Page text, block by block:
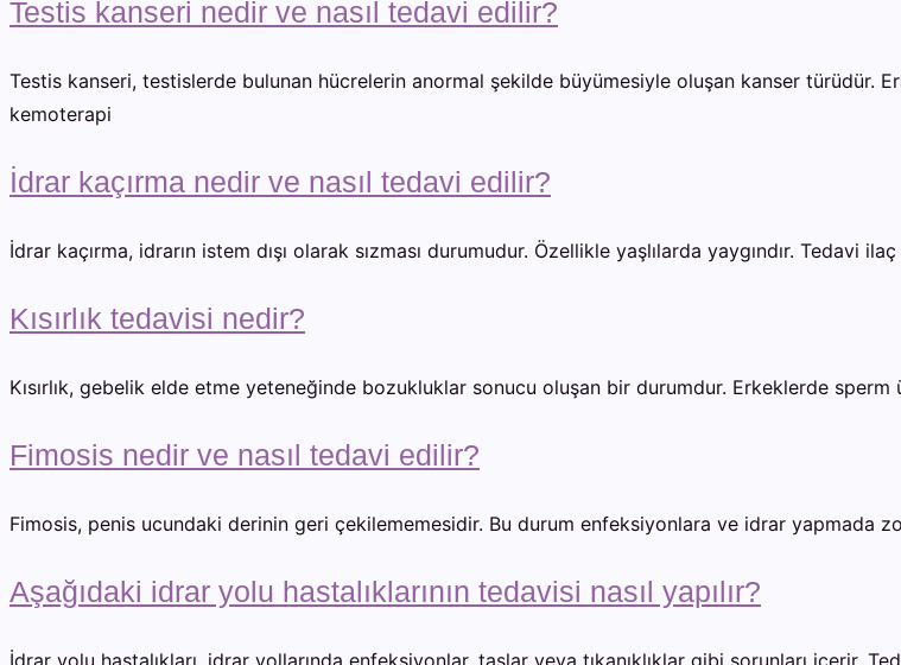
Testis kanseri nedir ve nasıl tedavi edilir?
Testis kanseri, testislerde bulunan hücrelerin anormal şekilde büyümesiyle oluşan kanser türüdür.
kemoterapi
İdrar kaçırma nedir ve nasıl tedavi edilir?
İdrar kaçırma, idrarın istem dışı olarak sızması durumudur. Özellikle yaşlılarda yaygındır. Tedavi
Kısırlık tedavisi nedir?
Kısırlık, gebelik elde etme yeteneğinde bozukluklar sonucu oluşan bir durumdur. Erkeklerde
Fimosis nedir ve nasıl tedavi edilir?
Fimosis, penis ucundaki derinin geri çekilememesidir. Bu durum enfeksiyonlara ve idrar yapmada
Aşağıdaki idrar yolu hastalıklarının tedavisi nasıl yapılır?